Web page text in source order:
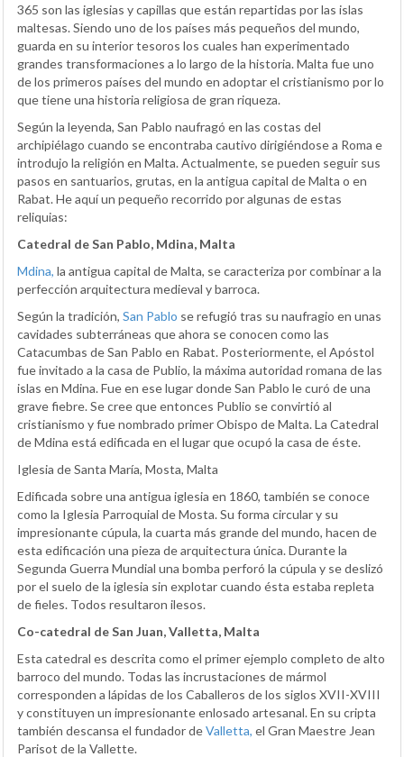
365 son las iglesias y capillas que están repartidas por las islas
maltesas. Siendo uno de los países más pequeños del mundo,
guarda en su interior tesoros los cuales han experimentado
grandes transformaciones a lo largo de la historia. Malta fue uno
de los primeros países del mundo en adoptar el cristianismo por lo
que tiene una historia religiosa de gran riqueza.
Según la leyenda, San Pablo naufragó en las costas del
archipiélago cuando se encontraba cautivo dirigiéndose a Roma e
introdujo la religión en Malta. Actualmente, se pueden seguir sus
pasos en santuarios, grutas, en la antigua capital de Malta o en
Rabat. He aquí un pequeño recorrido por algunas de estas
reliquias:
Catedral de San Pablo, Mdina, Malta
Mdina, la antigua capital de Malta, se caracteriza por combinar a la
perfección arquitectura medieval y barroca.
Según la tradición, San Pablo se refugió tras su naufragio en unas
cavidades subterráneas que ahora se conocen como las
Catacumbas de San Pablo en Rabat. Posteriormente, el Apóstol
fue invitado a la casa de Publio, la máxima autoridad romana de las
islas en Mdina. Fue en ese lugar donde San Pablo le curó de una
grave fiebre. Se cree que entonces Publio se convirtió al
cristianismo y fue nombrado primer Obispo de Malta. La Catedral
de Mdina está edificada en el lugar que ocupó la casa de éste.
Iglesia de Santa María, Mosta, Malta
Edificada sobre una antigua iglesia en 1860, también se conoce
como la Iglesia Parroquial de Mosta. Su forma circular y su
impresionante cúpula, la cuarta más grande del mundo, hacen de
esta edificación una pieza de arquitectura única. Durante la
Segunda Guerra Mundial una bomba perforó la cúpula y se deslizó
por el suelo de la iglesia sin explotar cuando ésta estaba repleta
de fieles. Todos resultaron ilesos.
Co-catedral de San Juan, Valletta, Malta
Esta catedral es descrita como el primer ejemplo completo de alto
barroco del mundo. Todas las incrustaciones de mármol
corresponden a lápidas de los Caballeros de los siglos XVII-XVIII
y constituyen un impresionante enlosado artesanal. En su cripta
también descansa el fundador deValletta, el Gran Maestre Jean
Parisot de la Vallette.